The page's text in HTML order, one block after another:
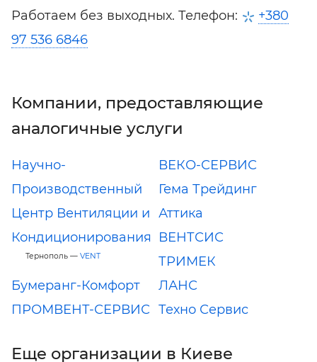
Работаем без выходных. Телефон:
+380
97 536 6846
Компании, предоставляющие
аналогичные услуги
Научно-
Производственный
Центр Вентиляции и
Кондиционирования
Тернополь — VENT
ВЕКО-СЕРВИС
Гема Трейдинг
Аттика
ВЕНТСИС
ТРИМЕК
Бумеранг-Комфорт
ЛАНС
ПРОМВЕНТ-СЕРВИС Техно Сервис
Еще организации в Киеве